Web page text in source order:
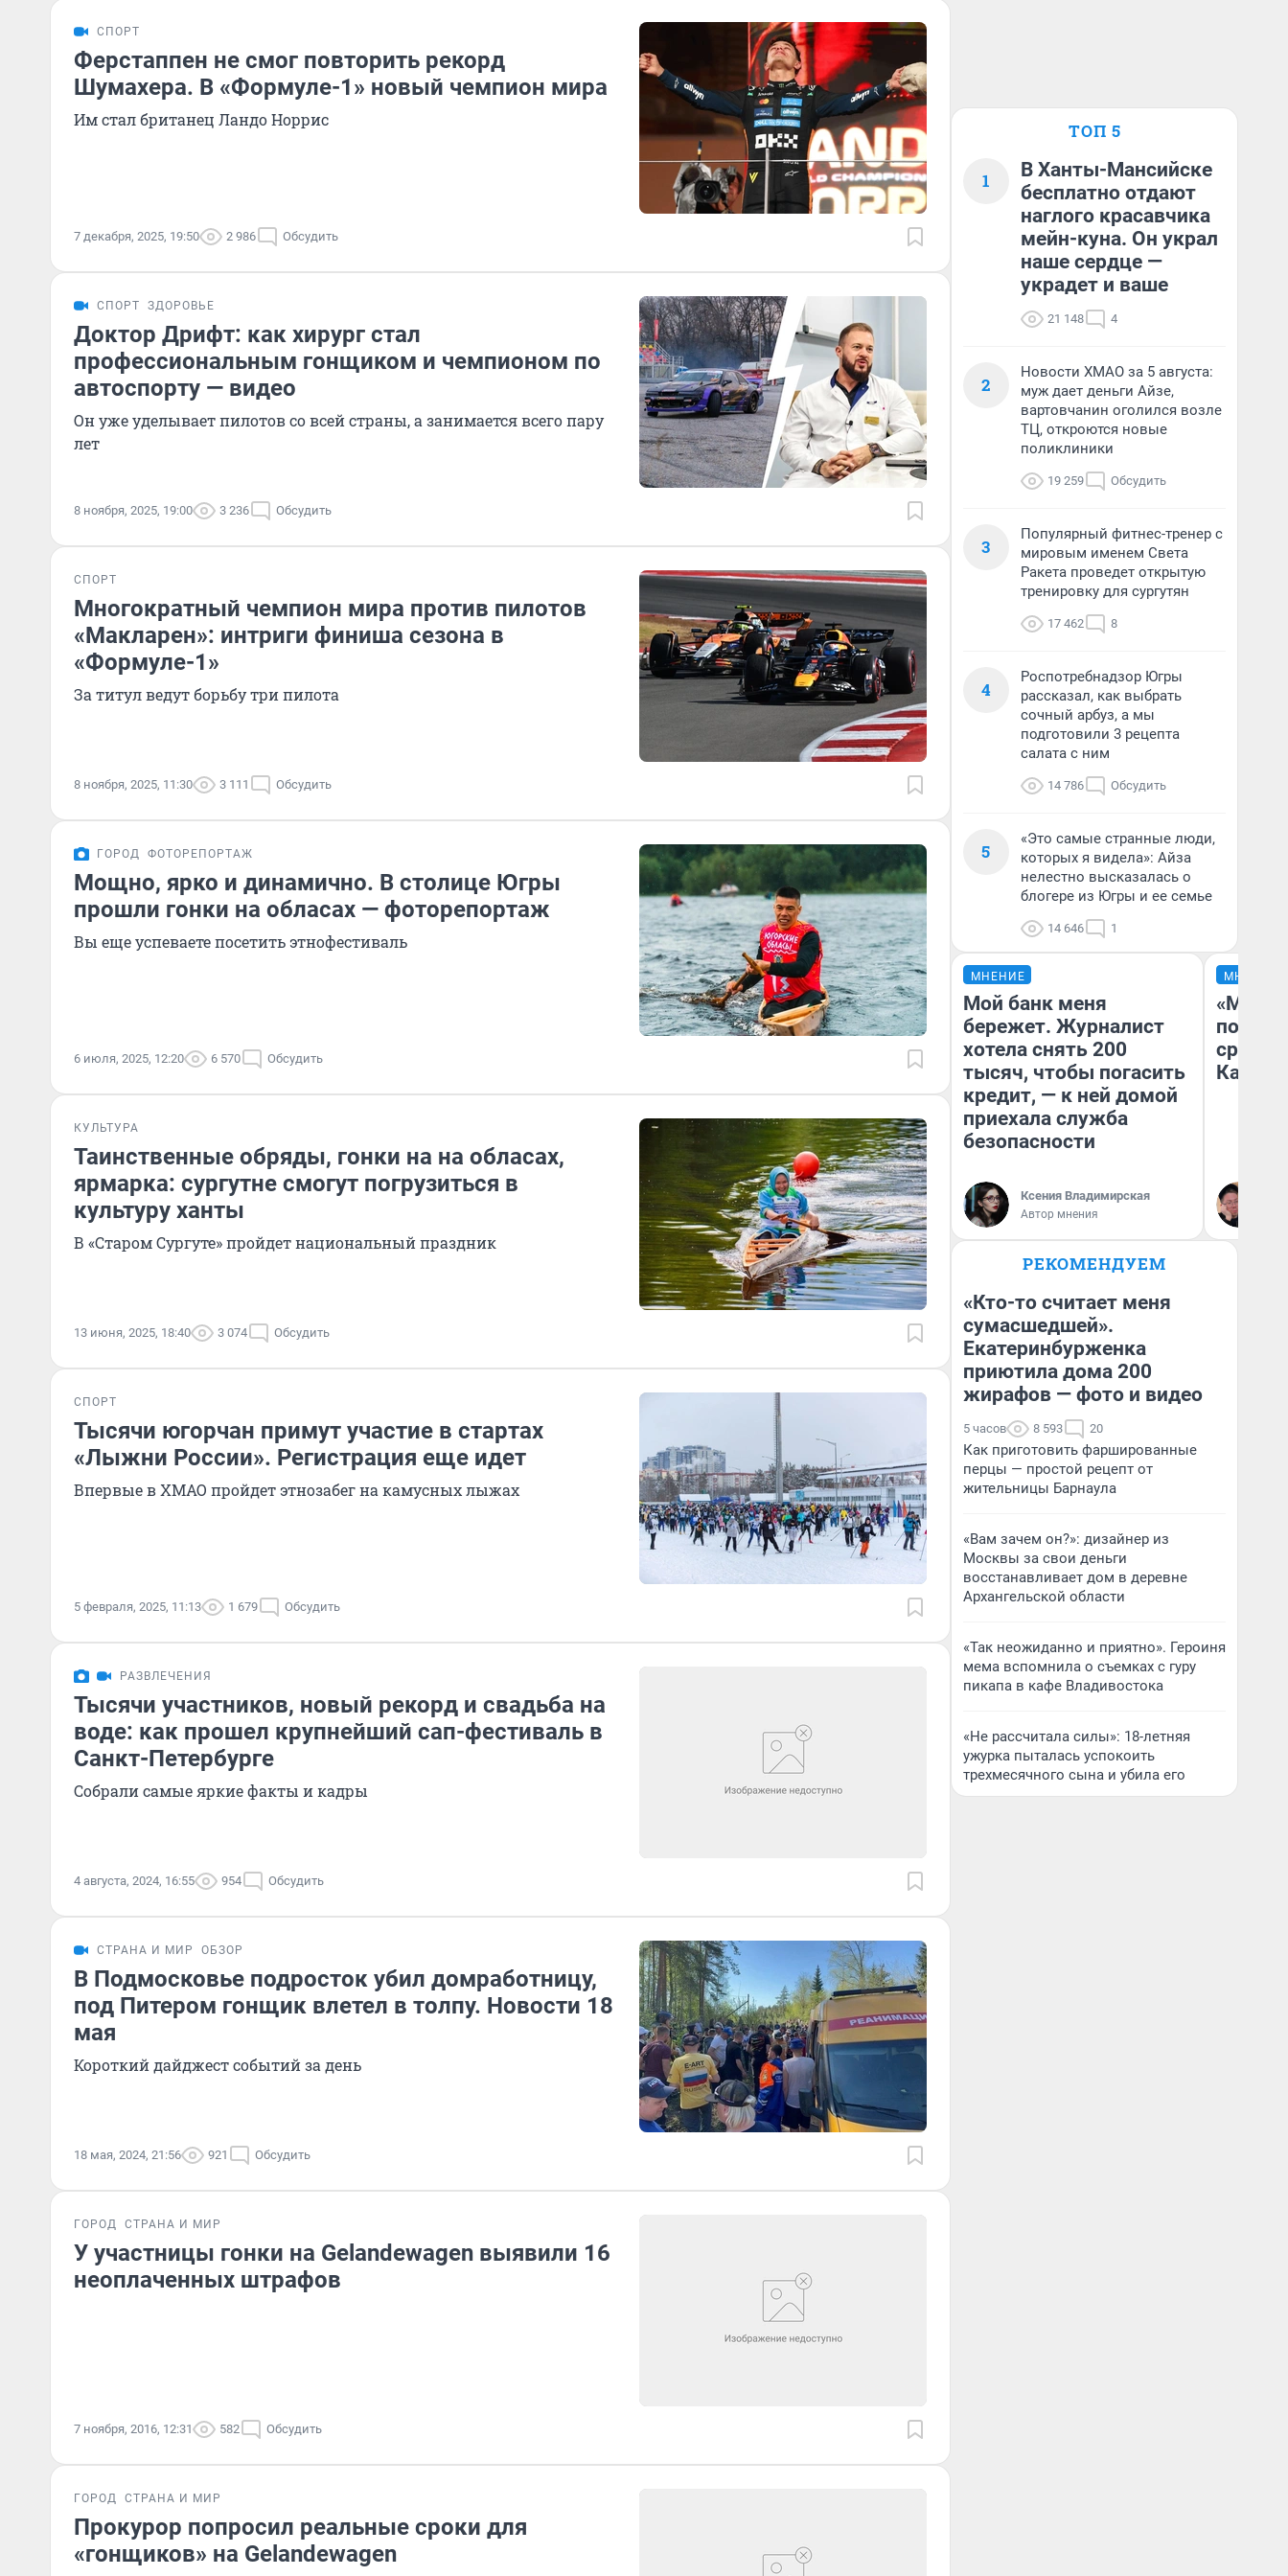
СПОРТ
Ферстаппен не смог повторить рекорд
Шумахера. В «Формуле-1» новый чемпион мира
Им стал британец Ландо Норрис
7 декабря, 2025, 19:50 2 986 Обсудить
СПОРТ ЗДОРОВЬЕ
Доктор Дрифт: как хирург стал
профессиональным гонщиком и чемпионом по
автоспорту — видео
Он уже уделывает пилотов со всей страны, а занимается всего пару
лет
8 ноября, 2025, 19:00 3 236 Обсудить
СПОРТ
Многократный чемпион мира против пилотов
«Макларен»: интриги финиша сезона в
«Формуле-1»
За титул ведут борьбу три пилота
8 ноября, 2025, 11:30 3 111 Обсудить
ГОРОД ФОТОРЕПОРТАЖ
Мощно, ярко и динамично. В столице Югры
прошли гонки на обласах — фоторепортаж
Вы еще успеваете посетить этнофестиваль
6 июля, 2025, 12:20 6 570 Обсудить
КУЛЬТУРА
Таинственные обряды, гонки на на обласах,
ярмарка: сургутне смогут погрузиться в
культуру ханты
В «Старом Сургуте» пройдет национальный праздник
13 июня, 2025, 18:40 3 074 Обсудить
СПОРТ
Тысячи югорчан примут участие в стартах
«Лыжни России». Регистрация еще идет
Впервые в ХМАО пройдет этнозабег на камусных лыжах
5 февраля, 2025, 11:13 1 679 Обсудить
РАЗВЛЕЧЕНИЯ
Тысячи участников, новый рекорд и свадьба на
воде: как прошел крупнейший сап-фестиваль в
Санкт-Петербурге
Собрали самые яркие факты и кадры
4 августа, 2024, 16:55 954 Обсудить
СТРАНА И МИР ОБЗОР
В Подмосковье подросток убил домработницу,
под Питером гонщик влетел в толпу. Новости 18
мая
Короткий дайджест событий за день
18 мая, 2024, 21:56 921 Обсудить
ГОРОД СТРАНА И МИР
У участницы гонки на Gelandewagen выявили 16
неоплаченных штрафов
7 ноября, 2016, 12:31 582 Обсудить
ГОРОД СТРАНА И МИР
Прокурор попросил реальные сроки для
«гонщиков» на Gelandewagen
ТОП 5
1
В Ханты-Мансийске
бесплатно отдают
наглого красавчика
мейн-куна. Он украл
наше сердце —
украдет и ваше
21 148 4
2
Новости ХМАО за 5 августа:
муж дает деньги Айзе,
вартовчанин оголился возле
ТЦ, откроются новые
поликлиники
19 259 Обсудить
3
Популярный фитнес-тренер с
мировым именем Света
Ракета проведет открытую
тренировку для сургутян
17 462 8
4
Роспотребнадзор Югры
рассказал, как выбрать
сочный арбуз, а мы
подготовили 3 рецепта
салата с ним
14 786 Обсудить
5
«Это самые странные люди,
которых я видела»: Айза
нелестно высказалась о
блогере из Югры и ее семье
14 646 1
МНЕНИЕ
Мой банк меня
бережет. Журналист
хотела снять 200
тысяч, чтобы погасить
кредит, — к ней домой
приехала служба
безопасности
Ксения Владимирская
Автор мнения
МНЕНИЕ
РЕКОМЕНДУЕМ
«Кто-то считает меня
сумасшедшей».
Екатеринбурженка
приютила дома 200
жирафов — фото и видео
5 часов 8 593 20
Как приготовить фаршированные
перцы — простой рецепт от
жительницы Барнаула
«Вам зачем он?»: дизайнер из
Москвы за свои деньги
восстанавливает дом в деревне
Архангельской области
«Так неожиданно и приятно». Героиня
мема вспомнила о съемках с гуру
пикапа в кафе Владивостока
«Не рассчитала силы»: 18-летняя
ужурка пыталась успокоить
трехмесячного сына и убила его